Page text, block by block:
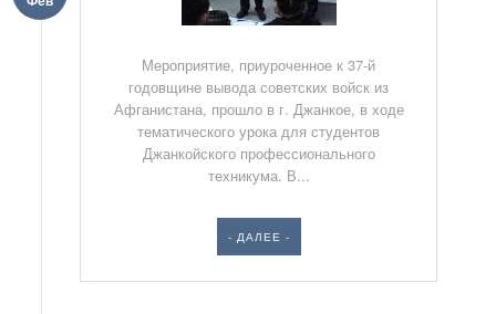
Мероприятие, приуроченное к 37-й
годовщине вывода советских войск из
Афганистана, прошло в г. Джанкое, в ходе
тематического урока для студентов
Джанкойского профессионального
техникума. В...
- ДАЛЕЕ -